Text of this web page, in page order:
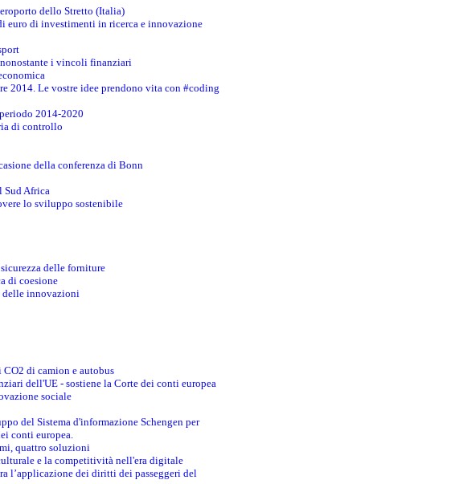
dello Stretto (Italia)
euro di investimenti in ricerca e innovazione
i vincoli finanziari
2014. Le vostre idee prendono vita con #coding
2014-2020
di controllo
della conferenza di Bonn
Sud Africa
lo sviluppo sostenibile
delle forniture
di coesione
delle innovazioni
di camion e autobus
dell'UE - sostiene la Corte dei conti europea
sociale
del Sistema d'informazione Schengen per
conti europea.
quattro soluzioni
e la competitività nell'era digitale
l’applicazione dei diritti dei passeggeri del